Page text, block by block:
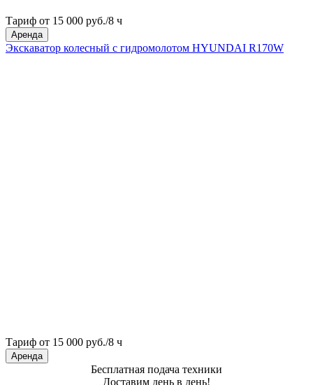
Тариф от 15 000 руб./8 ч
Аренда
Экскаватор колесный с гидромолотом HYUNDAI R170W
Тариф от 15 000 руб./8 ч
Аренда
Бесплатная подача техники
Доставим день в день!